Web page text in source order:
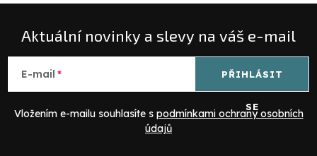
i
Aktuální novinky a slevy na váš e-mail
E-mail
Vložením e-mailu souhlasíte s podmínkami ochrany osobních
údajů
PŘIHLÁSIT
SE